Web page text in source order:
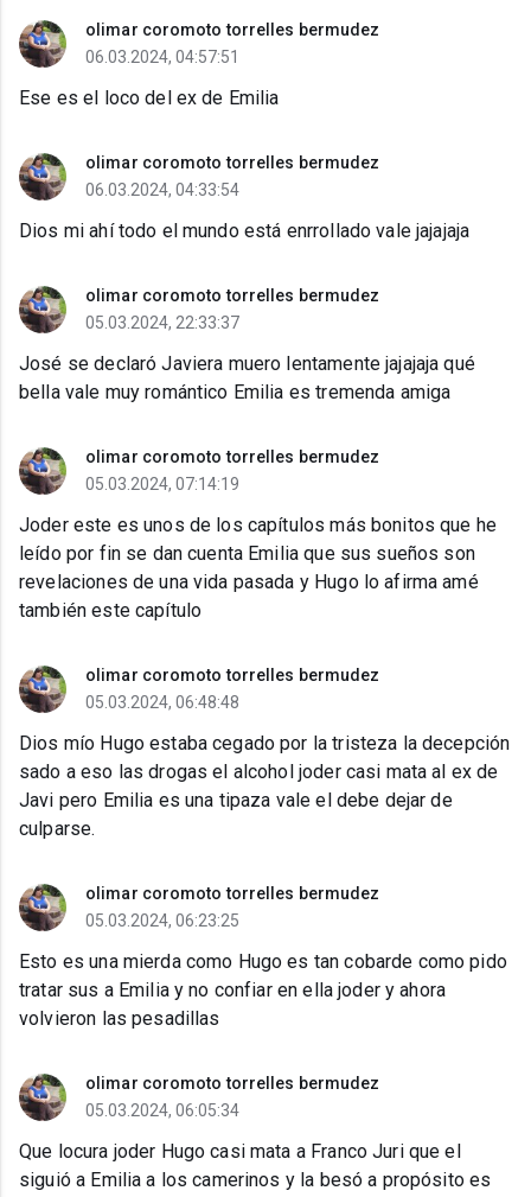
olimar coromoto torrelles bermudez
06.03.2024, 04:57:51
Ese es el loco del ex de Emilia
olimar coromoto torrelles bermudez
06.03.2024, 04:33:54
Dios mi ahí todo el mundo está enrrollado vale jajajaja
olimar coromoto torrelles bermudez
05.03.2024, 22:33:37
José se declaró Javiera muero lentamente jajajaja qué
bella vale muy romántico Emilia es tremenda amiga
olimar coromoto torrelles bermudez
05.03.2024, 07:14:19
Joder este es unos de los capítulos más bonitos que he
leído por fin se dan cuenta Emilia que sus sueños son
revelaciones de una vida pasada y Hugo lo afirma amé
también este capítulo
olimar coromoto torrelles bermudez
05.03.2024, 06:48:48
Dios mío Hugo estaba cegado por la tristeza la decepción
sado a eso las drogas el alcohol joder casi mata al ex de
Javi pero Emilia es una tipaza vale el debe dejar de
culparse.
olimar coromoto torrelles bermudez
05.03.2024, 06:23:25
Esto es una mierda como Hugo es tan cobarde como pido
tratar sus a Emilia y no confiar en ella joder y ahora
volvieron las pesadillas
olimar coromoto torrelles bermudez
05.03.2024, 06:05:34
Que locura joder Hugo casi mata a Franco Juri que el
siguió a Emilia a los camerinos y la besó a propósito es